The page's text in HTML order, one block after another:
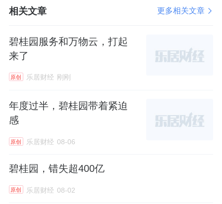
相关文章 更多相关文章
碧桂园服务和万物云，打起
来了
原创 乐居财经 刚刚
年度过半，碧桂园带着紧迫
感
原创 乐居财经 08-06
碧桂园，错失超400亿
原创 乐居财经 08-02